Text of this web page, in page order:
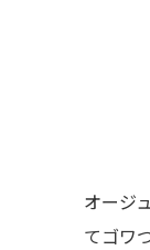
オージ
てゴワ